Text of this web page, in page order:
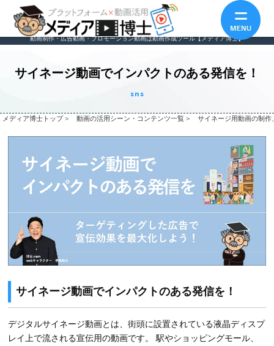
動画制作・広告動画・プロモーション動画は動画作成ツール【メディア博士】
サイネージ動画でインパクトのある発信を！
sns
メディア博士トップ > 動画の活用シーン・コンテンツ一覧 > サイネージ用動画の制作
サイネージ動画でインパクトのある発信を！
デジタルサイネージ動画とは、街頭に設置されている液晶ディスプ
レイ上で流される宣伝用の動画です。 駅やショッピングモール、